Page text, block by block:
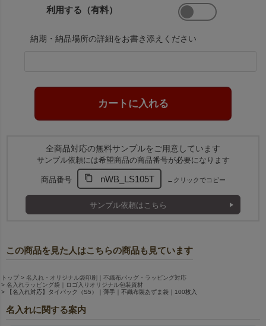
利用する（有料）
納期・納品場所の詳細をお書き添えください
全商品対応の無料サンプルをご用意しています
サンプル依頼には希望商品の商品番号が必要になります
商品番号 nWB_LS105T ←クリックでコピー
サンプル依頼はこちら
この商品を見た人はこちらの商品も見ています
トップ
名入れ・オリジナル袋印刷｜不織布バッグ・ラッピング対応
名入れラッピング袋｜ロゴ入りオリジナル包装資材
【名入れ対応】タイパック（S5）｜薄手｜不織布製あずま袋｜100枚入
名入れに関する案内